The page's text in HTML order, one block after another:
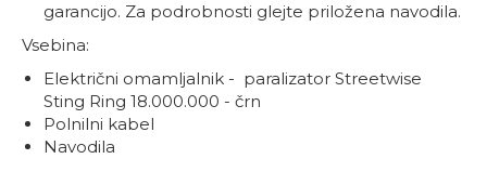
garancijo. Za podrobnosti glejte priložena navodila.
Vsebina:
Električni omamljalnik - paralizator Streetwise
Sting Ring 18.000.000 - črn
Polnilni kabel
Navodila